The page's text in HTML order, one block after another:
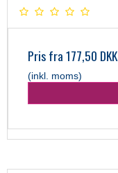
Pris fra177,50 DKK
(inkl. moms)